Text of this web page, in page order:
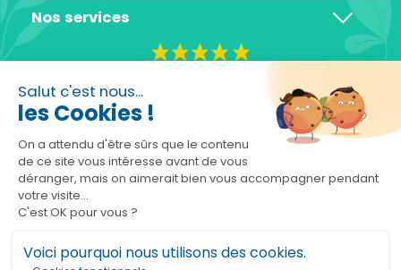
Salut c'est nous...
les Cookies !
On a attendu d'être sûrs que le contenu
de ce site vous intéresse avant de vous
déranger, mais on aimerait bien vous accompagner pendant
votre visite...
C'est OK pour vous ?
Voici pourquoi nous utilisons des cookies.
Nos services